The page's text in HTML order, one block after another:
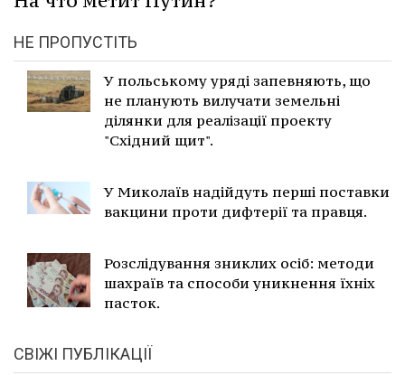
НЕ ПРОПУСТІТЬ
У польському уряді запевняють, що
не планують вилучати земельні
ділянки для реалізації проекту
"Східний щит".
У Миколаїв надійдуть перші поставки
вакцини проти дифтерії та правця.
Розслідування зниклих осіб: методи
шахраїв та способи уникнення їхніх
пасток.
СВІЖІ ПУБЛІКАЦІЇ